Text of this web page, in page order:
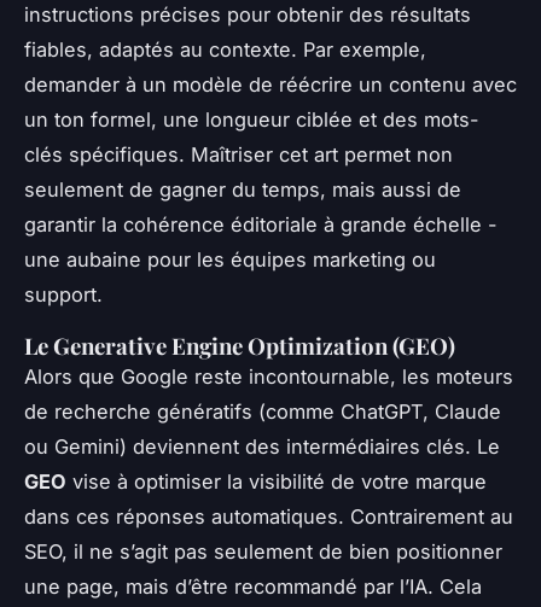
instructions précises pour obtenir des résultats
fiables, adaptés au contexte. Par exemple,
demander à un modèle de réécrire un contenu avec
un ton formel, une longueur ciblée et des mots-
clés spécifiques. Maîtriser cet art permet non
seulement de gagner du temps, mais aussi de
garantir la cohérence éditoriale à grande échelle -
une aubaine pour les équipes marketing ou
support.
Le Generative Engine Optimization (GEO)
Alors que Google reste incontournable, les moteurs
de recherche génératifs (comme ChatGPT, Claude
ou Gemini) deviennent des intermédiaires clés. Le
GEO vise à optimiser la visibilité de votre marque
dans ces réponses automatiques. Contrairement au
SEO, il ne s’agit pas seulement de bien positionner
une page, mais d’être recommandé par l’IA. Cela